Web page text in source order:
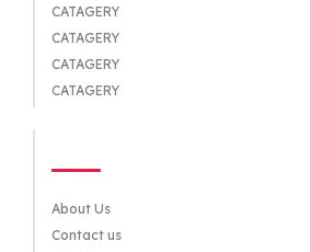
CATAGERY
CATAGERY
CATAGERY
CATAGERY
About Us
Contact us